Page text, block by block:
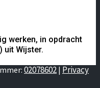
werken, in opdracht
uit Wijster.
02078602 | Privacy